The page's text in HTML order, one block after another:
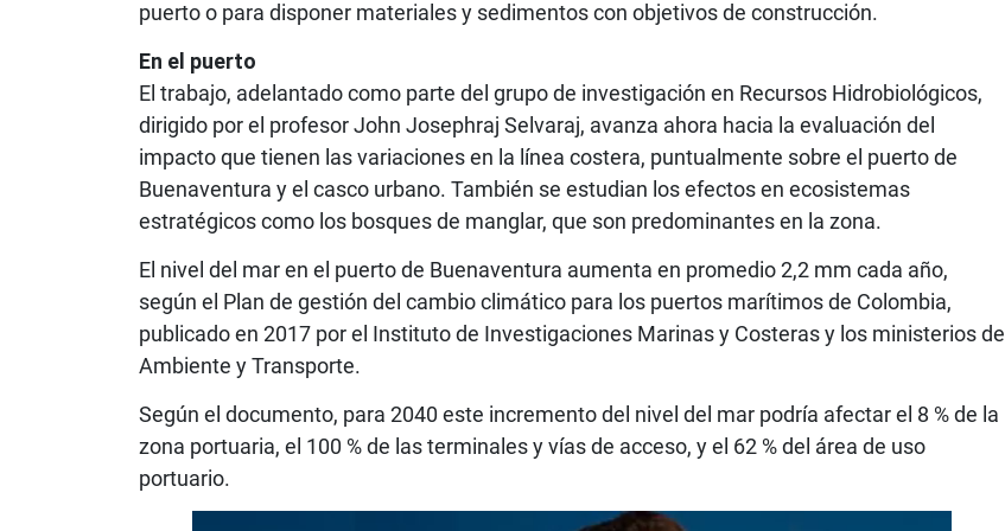
puerto o para disponer materiales y sedimentos con objetivos de construcción.
En el puerto
El trabajo, adelantado como parte del grupo de investigación en Recursos Hidrobiológicos,
dirigido por el profesor John Josephraj Selvaraj, avanza ahora hacia la evaluación del
impacto que tienen las variaciones en la línea costera, puntualmente sobre el puerto de
Buenaventura y el casco urbano. También se estudian los efectos en ecosistemas
estratégicos como los bosques de manglar, que son predominantes en la zona.
El nivel del mar en el puerto de Buenaventura aumenta en promedio 2,2 mm cada año,
según el Plan de gestión del cambio climático para los puertos marítimos de Colombia,
publicado en 2017 por el Instituto de Investigaciones Marinas y Costeras y los ministerios de
Ambiente y Transporte.
Según el documento, para 2040 este incremento del nivel del mar podría afectar el 8 % de la
zona portuaria, el 100 % de las terminales y vías de acceso, y el 62 % del área de uso
portuario.